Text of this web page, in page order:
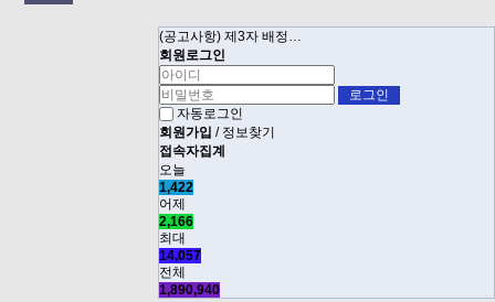
(공고사항) 제3자 배정…
회원로그인
자동로그인
회원가입 / 정보찾기
접속자집계
오늘
1,422
어제
2,166
최대
14,057
전체
1,890,940